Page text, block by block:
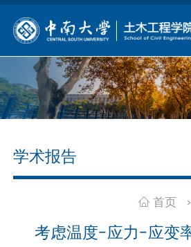
学术报告
首页 >
考虑温度-应力-应变